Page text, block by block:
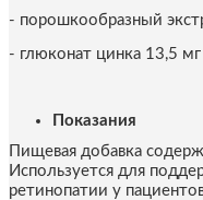
- порошкообразный
- глюконат цинка 13,5
Показания
Пищевая добавка
Используется для
ретинопатии у